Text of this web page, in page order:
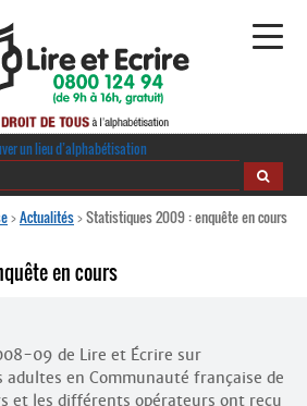
Alphabétisation
Regards croisés
Ressources pédagogiques
un lieu d’alphabétisation
>Actualités>Statistiques 2009 : enquête en cours
en cours
09 de Lire et Écrire sur
adultes en Communauté française de
et les différents opérateurs ont reçu